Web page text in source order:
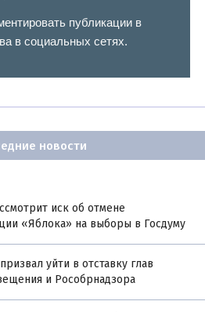
публикации в
в социальных сетях.
новости
иск об отмене
«Яблока» на выборы в Госдуму
уйти в отставку глав
и Рособрнадзора